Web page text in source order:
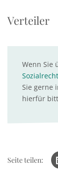
Verteiler
Wenn Sie
Sozialrecht
Sie gerne
hierfür
Seite teilen: